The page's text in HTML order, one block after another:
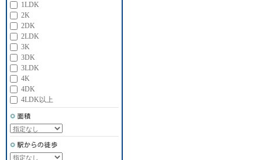
1LDK
2K
2DK
2LDK
3K
3DK
3LDK
4K
4DK
4LDK以上